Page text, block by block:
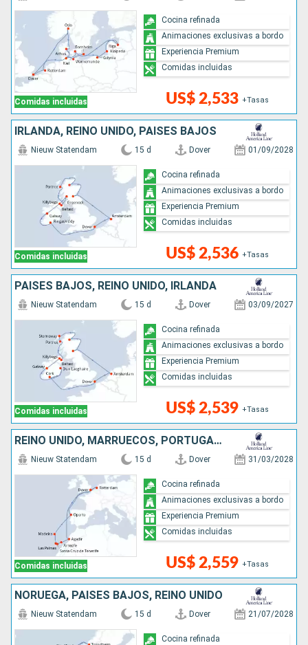
Comidas incluidas US$ 2,533 +Tasas
Cocina refinada
Animaciones exclusivas a bordo
Experiencia Premium
Comidas incluidas
IRLANDA, REINO UNIDO, PAISES BAJOS
Comidas incluidas
Nieuw Statendam 15 d Dover 01/09/2028
US$ 2,536 +Tasas
Cocina refinada
Animaciones exclusivas a bordo
Experiencia Premium
Comidas incluidas
PAISES BAJOS, REINO UNIDO, IRLANDA
Comidas incluidas
Nieuw Statendam 15 d Dover 03/09/2027
US$ 2,539 +Tasas
Cocina refinada
Animaciones exclusivas a bordo
Experiencia Premium
Comidas incluidas
REINO UNIDO, MARRUECOS, PORTUGAL, PAISES BAJOS
Comidas incluidas
Nieuw Statendam 15 d Dover 31/03/2028
US$ 2,559 +Tasas
Cocina refinada
Animaciones exclusivas a bordo
Experiencia Premium
Comidas incluidas
NORUEGA, PAISES BAJOS, REINO UNIDO
Nieuw Statendam 15 d Dover 21/07/2028
Cocina refinada